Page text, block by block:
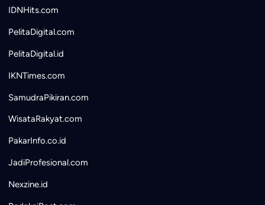
IDNHits.com
PelitaDigital.com
PelitaDigital.id
IKNTimes.com
SamudraPikiran.com
WisataRakyat.com
PakarInfo.co.id
JadiProfesional.com
Nexzine.id